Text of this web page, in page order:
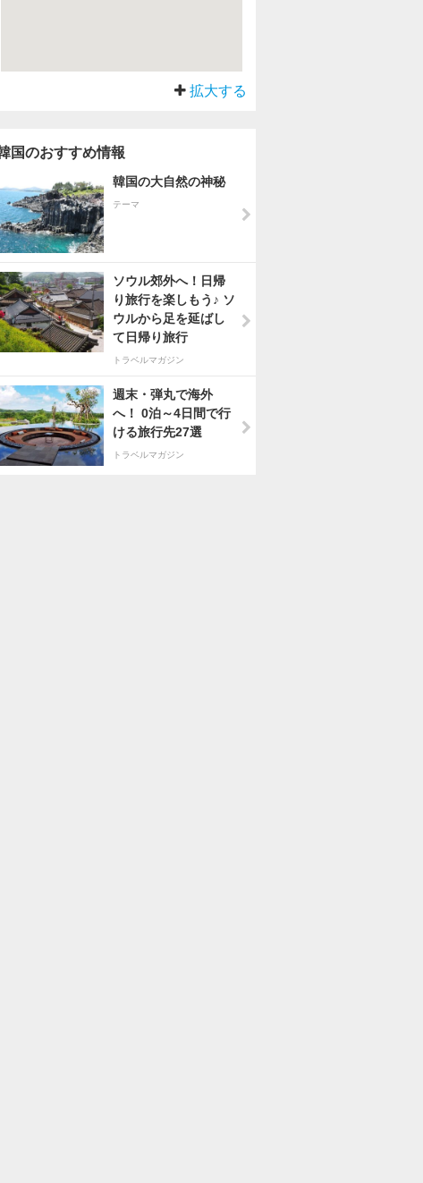
拡大する
国のおすすめ情報
韓国の大自然の神秘
テーマ
ソウル郊外へ！日帰
り旅行を楽しもう♪ ソ
ウルから足を延ばし
て日帰り旅行
トラベルマガジン
週末・弾丸で海外
へ！ 0泊～4日間で行
ける旅行先27選
トラベルマガジン